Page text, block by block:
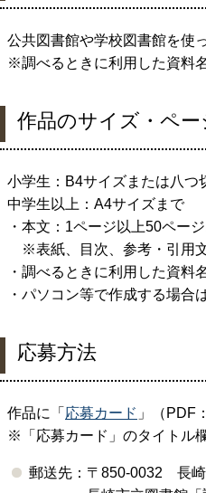
公共図書館や学校図書館を使
※調べるときに利用した資料
作品のサイズ・ペー
小学生：B4サイズまたは八つ
中学生以上：A4サイズまで
・本文：1ページ以上50ペー
※表紙、目次、参考・引用
・調べるときに利用した資
・パソコン等で作成する場
応募方法
作品に「 応募カード 」（PDF
※「応募カード」のタイトル
郵送先：〒 850-0032 長崎